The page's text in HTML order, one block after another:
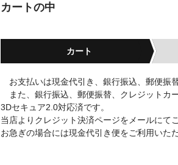
カートの中
カート
お支払いは現金代引き、銀行振込、郵便振
また、銀行振込、郵便振替、クレジットカ
3Dセキュア2.0対応済です。
当店よりクレジット決済ページをメールにて
お急ぎの場合には現金代引き便をご利用いた